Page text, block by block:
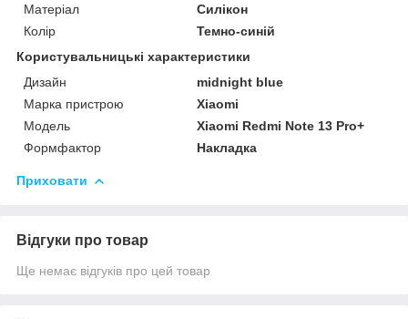
Матеріал
Силікон
Колір
Темно-синій
Користувальницькі характеристики
Дизайн
midnight blue
Марка пристрою
Xiaomi
Мoдель
Xiaomi Redmi Note 13 Pro+
Формфактор
Накладка
Приховати
Відгуки про товар
Ще немає відгуків про цей товар